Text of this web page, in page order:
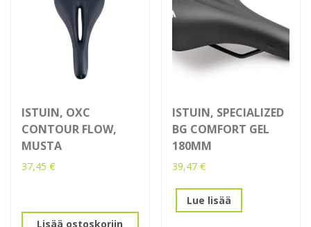
ISTUIN, OXC
CONTOUR FLOW,
MUSTA
37,45 €
Lisää ostoskoriin
ISTUIN, SPECIALIZED
BG COMFORT GEL
180MM
39,47€
Lue lisää